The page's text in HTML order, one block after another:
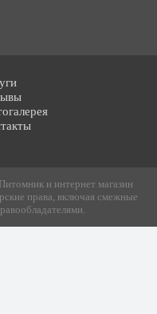
и интернет магазин
права, включая смежные